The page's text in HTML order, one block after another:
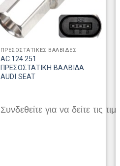
ΠΡΕΣΟΣΤΑΤΙΚΕΣ ΒΑΛΒΙΔΕΣ
AC.124.251
ΠΡΕΣΟΣΤΑΤΙΚΗ ΒΑΛΒΙΔΑ
AUDI SEAT
Συνδεθείτε για να δείτε τις τιμές